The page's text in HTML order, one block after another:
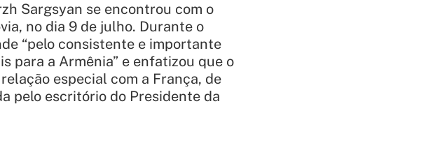
Sargsyan se encontrou com o
no dia 9 de julho. Durante o
“pelo consistente e importante
para a Armênia” e enfatizou que o
especial com a França, de
pelo escritório do Presidente da